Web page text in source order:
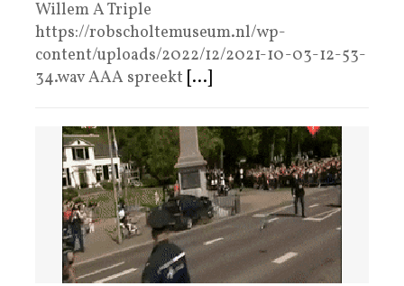
Willem A Triple
https://robscholtemuseum.nl/wp-
content/uploads/2022/12/2021-10-03-12-53-
34.wav AAA spreekt [...]